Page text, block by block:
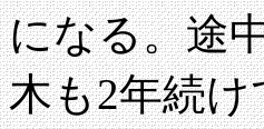
になる。途
木も2年続